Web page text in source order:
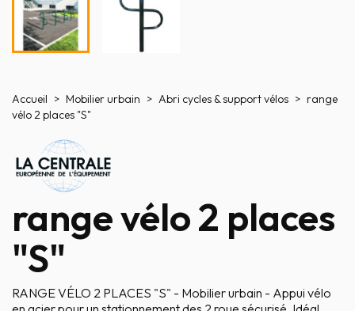
Accueil Mobilier urbain Abri cycles & support vélos
range
vélo 2 places "S"
range vélo 2 places
"S"
RANGE VÉLO 2 PLACES "S" - Mobilier urbain - Appui vélo